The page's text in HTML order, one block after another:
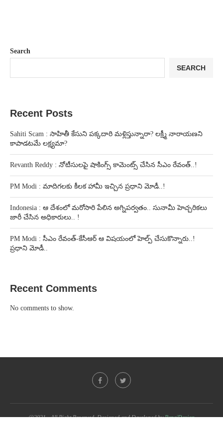
Search
SEARCH
Recent Posts
Sahiti Scam : సాహితీ కేసుని పక్కదారి మళ్లిస్తున్నారా? లక్ష్మీ నారాయణని
కాపాడటమే లక్ష్యమా?
Revanth Reddy : నోటీసులపై షాకింగ్స్ కామెంట్స్ చేసిన సీఎం రేవంత్..!
PM Modi : మాదిగలకు కీలక హామీ ఇచ్చిన ప్రధాని మోడీ..!
Indonesia : ఆ దేశంలో మరోసారి పేలిన అగ్నిపర్వతం.. సునామీ హెచ్చరికలు
జారీ చేసిన అధికారులు.. !
PM Modi : సీఎం రేవంత్-కేసీఆర్ ఆ విషయంలో హెల్ప్ చేసుకొన్నారు..!
ప్రధాని మోడీ..
Recent Comments
No comments to show.
@2021 - All Right Reserved. Designed and Developed byPenciDesign